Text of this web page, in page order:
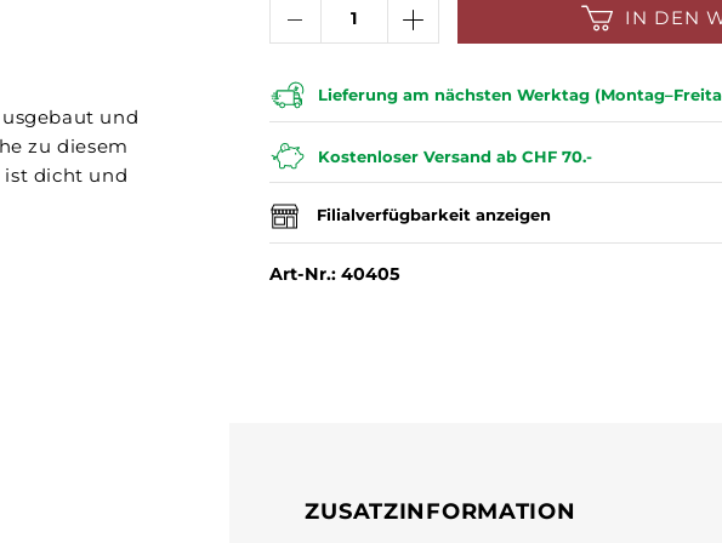
und
zu diesem
ist dicht und
IN DEN
Lieferung am nächsten Werktag
Kostenloser Versand ab CHF 70.-
Filialverfügbarkeit anzeigen
Art-Nr.: 40405
ZUSATZINFORMATION